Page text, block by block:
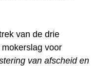
van de drie
voor
van afscheid en